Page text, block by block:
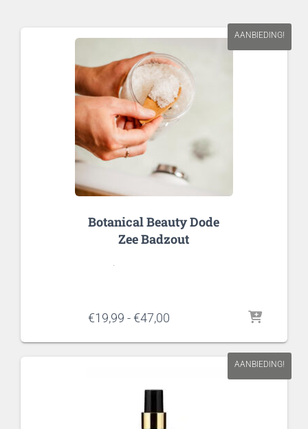
AANBIEDING!
Botanical Beauty Dode
Zee Badzout
€19,99 -€47,00
tot
AANBIEDING!